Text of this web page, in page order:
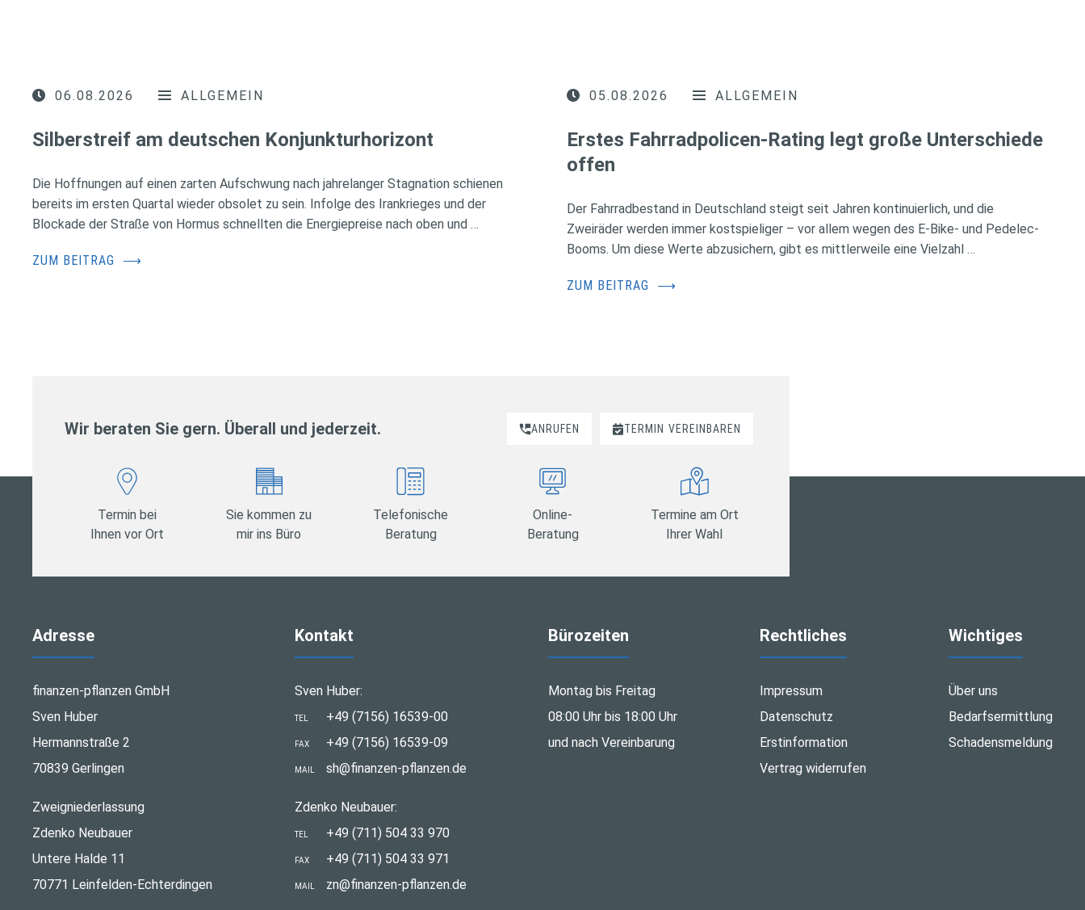
06.08.2026 ALLGEMEIN
Silberstreif am deutschen Konjunkturhorizont
Die Hoffnungen auf einen zarten Aufschwung nach jahrelanger Stagnation schienen
bereits im ersten Quartal wieder obsolet zu sein. Infolge des Irankrieges und der
Blockade der Straße von Hormus schnellten die Energiepreise nach oben und …
ZUM BEITRAG ⟶
05.08.2026 ALLGEMEIN
Erstes Fahrradpolicen-Rating legt große Unterschiede
offen
Der Fahrradbestand in Deutschland steigt seit Jahren kontinuierlich, und die
Zweiräder werden immer kostspieliger – vor allem wegen des E-Bike- und Pedelec-
Booms. Um diese Werte abzusichern, gibt es mittlerweile eine Vielzahl …
ZUM BEITRAG ⟶
Wir beraten Sie gern. Überall und jederzeit. ANRUFEN TERMIN VEREINBAREN
Termin bei
Ihnen vor Ort
Sie kommen zu
mir ins Büro
Telefonische
Beratung
Online-
Beratung
Termine am Ort
Ihrer Wahl
Adresse
finanzen-pflanzen GmbH
Sven Huber
Hermannstraße 2
70839 Gerlingen
Zweigniederlassung
Zdenko Neubauer
Untere Halde 11
70771 Leinfelden-Echterdingen
Kontakt
Sven Huber:
TEL +49 (7156) 16539-00
FAX +49 (7156) 16539-09
MAIL sh@finanzen-pflanzen.de
Zdenko Neubauer:
TEL +49 (711) 504 33 970
FAX +49 (711) 504 33 971
MAIL zn@finanzen-pflanzen.de
Bürozeiten
Montag bis Freitag
08:00 Uhr bis 18:00 Uhr
und nach Vereinbarung
Rechtliches
Impressum
Datenschutz
Erstinformation
Vertrag widerrufen
Wichtiges
Über uns
Bedarfsermittlung
Schadensmeldung